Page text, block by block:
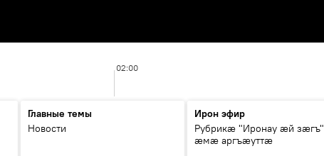
02:00
Главные темы
Новости
Ирон эфир
Рубрикæ "Иронау ӕй зӕгъ"
ӕмӕ аргъӕуттӕ